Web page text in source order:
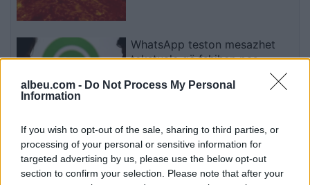
albeu.com - Do Not Process My Personal
Information
If you wish to opt-out of the sale, sharing to third parties, or
processing of your personal or sensitive information for
targeted advertising by us, please use the below opt-out
section to confirm your selection. Please note that after your
WhatsApp teston mesazhet
tekstuale që fshihen pas
Pas dy vitesh në kërkim për
dosjen e inceneratorit të
Tiranës, arrestohet Renardo
Nallbani në Palasë